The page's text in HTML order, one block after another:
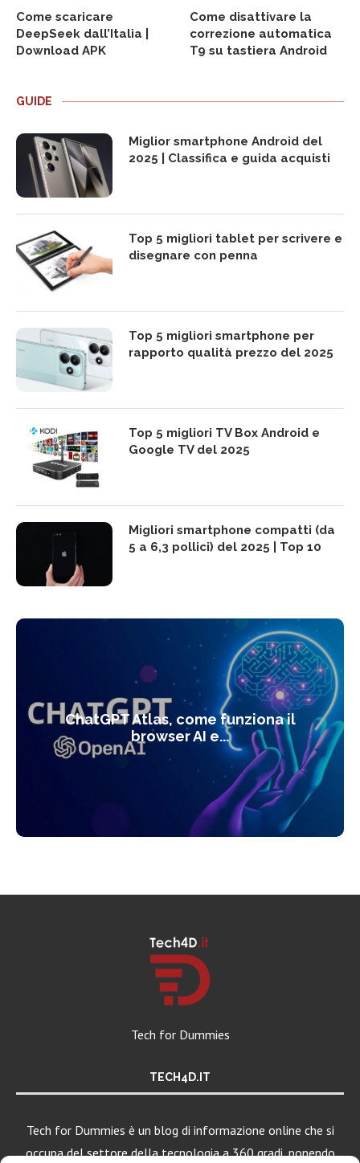
Come scaricare
DeepSeek dall’Italia |
Download APK
Come disattivare la
correzione automatica
T9 su tastiera Android
GUIDE
Miglior smartphone Android del
2025 | Classifica e guida acquisti
Top 5 migliori tablet per scrivere e
disegnare con penna
Top 5 migliori smartphone per
rapporto qualità prezzo del 2025
Top 5 migliori TV Box Android e
Google TV del 2025
Migliori smartphone compatti (da
5 a 6,3 pollici) del 2025 | Top 10
ChatGPT Atlas, come funziona il
browser AI e...
Tech for Dummies
TECH4D.IT
Tech for Dummies è un blog di informazione online che si
occupa del settore della tecnologia a 360 gradi, ponendo